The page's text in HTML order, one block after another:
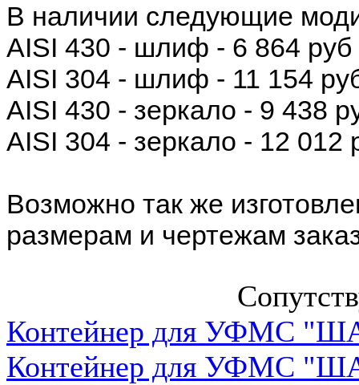
В наличии следующие
AISI 430 - шлиф - 6 864 руб
AISI 304 - шлиф - 11 154
AISI 430 - зеркало - 9 438
AISI 304 - зеркало - 12 012
Возможно так же
размерам и чертежам
Контейнер для УФМС
Контейнер для УФМС